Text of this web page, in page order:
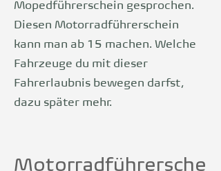
Mopedführerschein gesprochen.
Diesen Motorradführerschein
kann man ab 15 machen. Welche
Fahrzeuge du mit dieser
Fahrerlaubnis bewegen darfst,
dazu später mehr.
Motorradführersche